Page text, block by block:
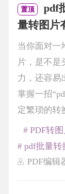
置顶
pdf
量转图片
当你面对一
片，是不是
力，还容易
掌握一招
定繁琐的转
PDF编辑
# PDF转
# pdf批量转